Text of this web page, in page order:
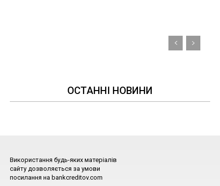
ОСТАННІ НОВИНИ
Використання будь-яких матеріалів
сайту дозволяється за умови
посилання на bankcreditov.com